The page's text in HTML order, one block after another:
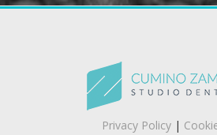
Privacy Policy|